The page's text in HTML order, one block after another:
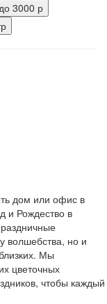
3000 р
дом или офис в
и Рождество в
волшебства, но и
Мы
цветочных
чтобы каждый